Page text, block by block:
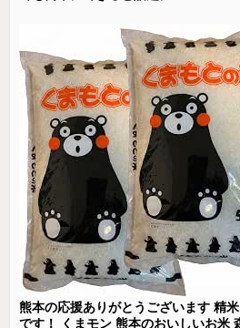
熊本の応援ありがとうございます 精
です！ くまモン 熊本のおいしいお米